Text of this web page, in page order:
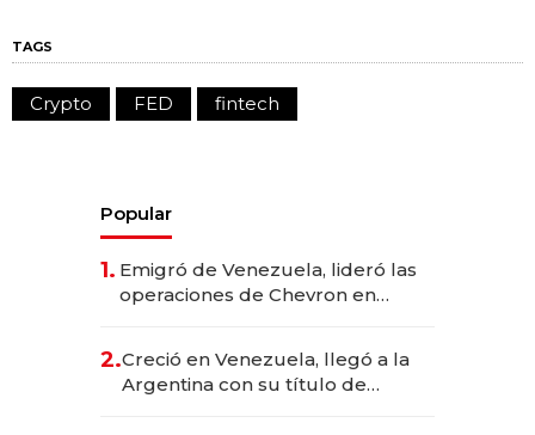
TAGS
Crypto FED fintech
Popular
1. Emigró de Venezuela, lideró las
operaciones de Chevron en
2.Creció en Venezuela, llegó a la
Argentina con su título de